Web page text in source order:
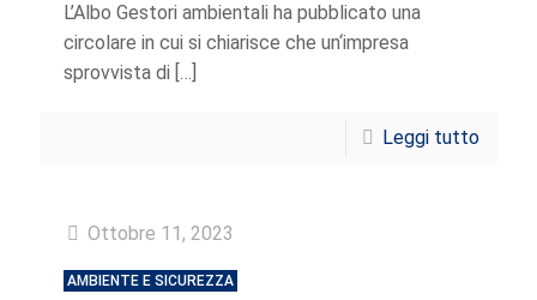
L’Albo Gestori ambientali ha pubblicato una
circolare in cui si chiarisce che un‘impresa
sprovvista di […]
Leggi tutto
Ottobre 11, 2023
AMBIENTE E SICUREZZA